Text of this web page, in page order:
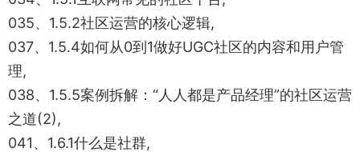
035、1.5.2社区运营的核心逻辑,
037、1.5.4如何从0到1做好UGC社区的内容和用户管
理,
038、1.5.5案例拆解：“人人都是产品经理”的社区运营
之道(2),
041、1.6.1什么是社群,